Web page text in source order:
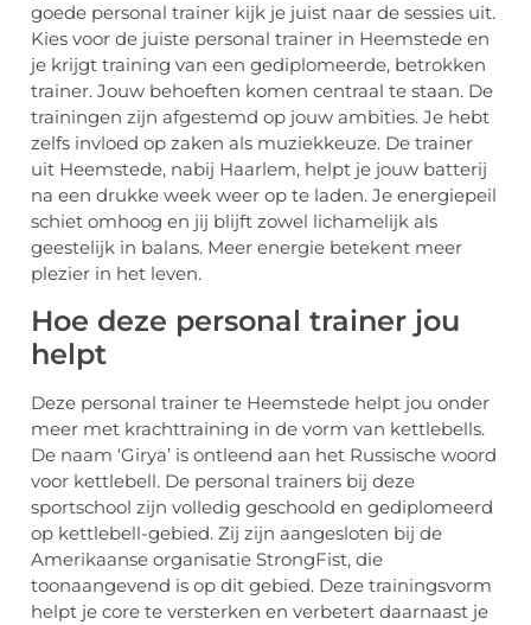
goede personal trainer kijk je juist naar de sessies uit.
Kies voor de juiste personal trainer in Heemstede en
je krijgt training van een gediplomeerde, betrokken
trainer. Jouw behoeften komen centraal te staan. De
trainingen zijn afgestemd op jouw ambities. Je hebt
zelfs invloed op zaken als muziekkeuze. De trainer
uit Heemstede, nabij Haarlem, helpt je jouw batterij
na een drukke week weer op te laden. Je energiepeil
schiet omhoog en jij blijft zowel lichamelijk als
geestelijk in balans. Meer energie betekent meer
plezier in het leven.
Hoe deze personal trainer jou
helpt
Deze personal trainer te Heemstede helpt jou onder
meer met krachttraining in de vorm van kettlebells.
De naam ‘Girya’ is ontleend aan het Russische woord
voor kettlebell. De personal trainers bij deze
sportschool zijn volledig geschoold en gediplomeerd
op kettlebell-gebied. Zij zijn aangesloten bij de
Amerikaanse organisatie StrongFist, die
toonaangevend is op dit gebied. Deze trainingsvorm
helpt je core te versterken en verbetert daarnaast je